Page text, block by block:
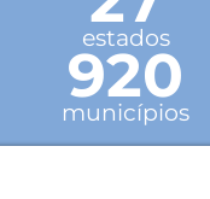
estados
920
municípios